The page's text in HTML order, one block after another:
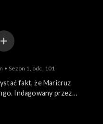
Sezon 1, odc. 101
fakt, że Maricruz
Indagowany przez
na swym dawnym ranczu,